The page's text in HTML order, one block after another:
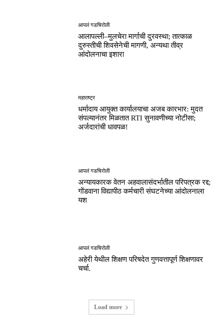
आपलं गडचिरोली
आलापल्ली–मुलचेरा मार्गाची दुरवस्था; तात्काळ
दुरुस्तीची शिवसेनेची मागणी, अन्यथा तीव्र
आंदोलनाचा इशारा
महाराष्ट्र
धर्मादाय आयुक्त कार्यालयाचा अजब कारभार: मुदत
संपल्यानंतर मिळतात RTI सुनावणीच्या नोटीसा;
अर्जदारांची धावपळ!
आपलं गडचिरोली
अन्यायकारक वेतन अहवालासंदर्भातील परिपत्रक रद्द;
गोंडवाना विद्यापीठ कर्मचारी संघटनेच्या आंदोलनाला
यश
आपलं गडचिरोली
अहेरी येथील शिक्षण परिषदेत गुणवत्तापूर्ण शिक्षणावर
चर्चा.
Load more